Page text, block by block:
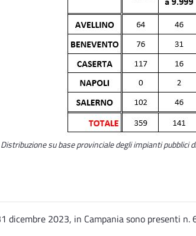
Distribuzione su base provinciale degli impianti
dicembre 2023, in Campania sono presenti